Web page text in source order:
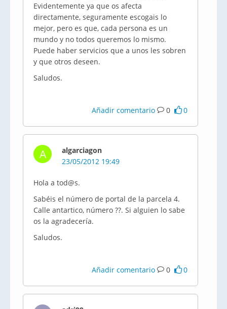
Evidentemente ya que os afecta
directamente, seguramente escogais lo
mejor, pero es que, cada persona es un
mundo y no todos queremos lo mismo.
Puede haber servicios que a unos les sobren
y que otros deseen.
Saludos.
Añadir comentario 0 0
A
algarciagon
23/05/2012 19:49
Hola a tod@s.
Sabéis el número de portal de la parcela 4.
Calle antartico, número ??. Si alguien lo sabe
os la agradecería.
Saludos.
Añadir comentario 0 0